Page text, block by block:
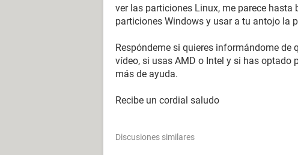
ver las particiones Linux, me parece hasta
particiones Windows y usar a tu antojo la
Respóndeme si quieres informándome de
vídeo, si usas AMD o Intel y si has optado
más de ayuda.
Recibe un cordial saludo
Discusiones similares